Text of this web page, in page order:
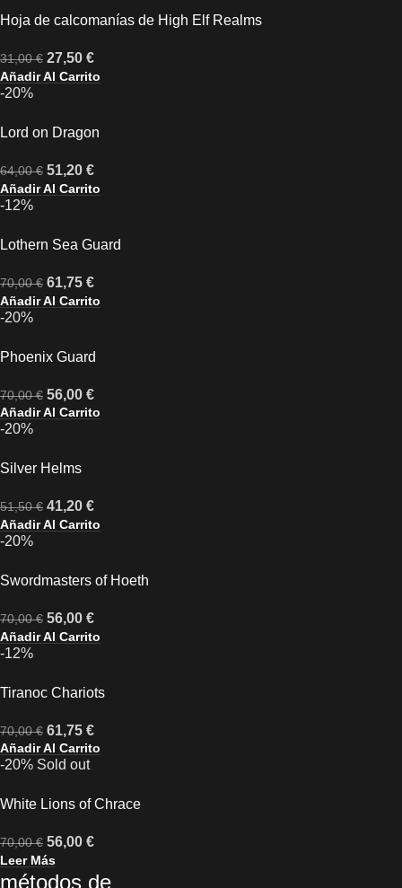
Hoja de calcomanías de High Elf Realms
31,00€ 27,50 €
Añadir Al Carrito
-20%
Lord on Dragon
64,00€ 51,20 €
Añadir Al Carrito
-12%
Lothern Sea Guard
70,00€ 61,75 €
Añadir Al Carrito
-20%
Phoenix Guard
70,00€ 56,00 €
Añadir Al Carrito
-20%
Silver Helms
51,50€ 41,20 €
Añadir Al Carrito
-20%
Swordmasters of Hoeth
70,00€ 56,00 €
Añadir Al Carrito
-12%
Tiranoc Chariots
70,00€ 61,75 €
Añadir Al Carrito
-20% Sold out
White Lions of Chrace
70,00€ 56,00 €
Leer Más
métodos de